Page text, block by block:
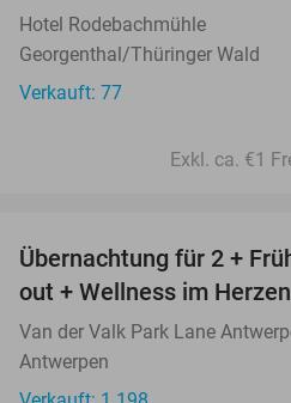
Hotel Rodebachmühle
Georgenthal/Thüringer Wald
Verkauft: 77
Exkl. ca. €1
Übernachtung für 2 +
out + Wellness im
Van der Valk Park Lane
Antwerpen